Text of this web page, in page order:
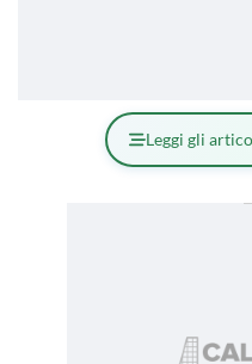
Leggi gli